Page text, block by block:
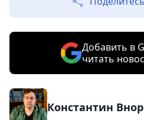
Добавить в
читать
Константин